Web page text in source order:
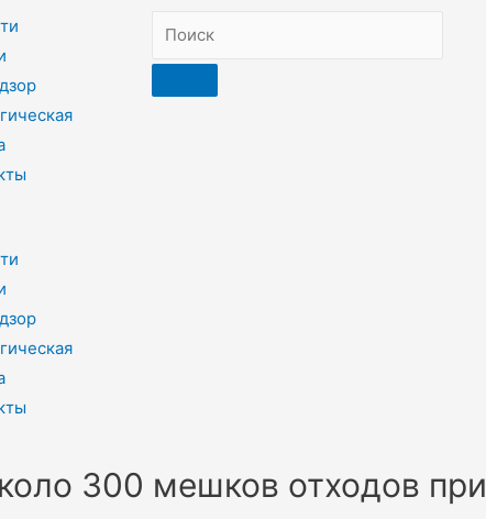
300 мешков отходов